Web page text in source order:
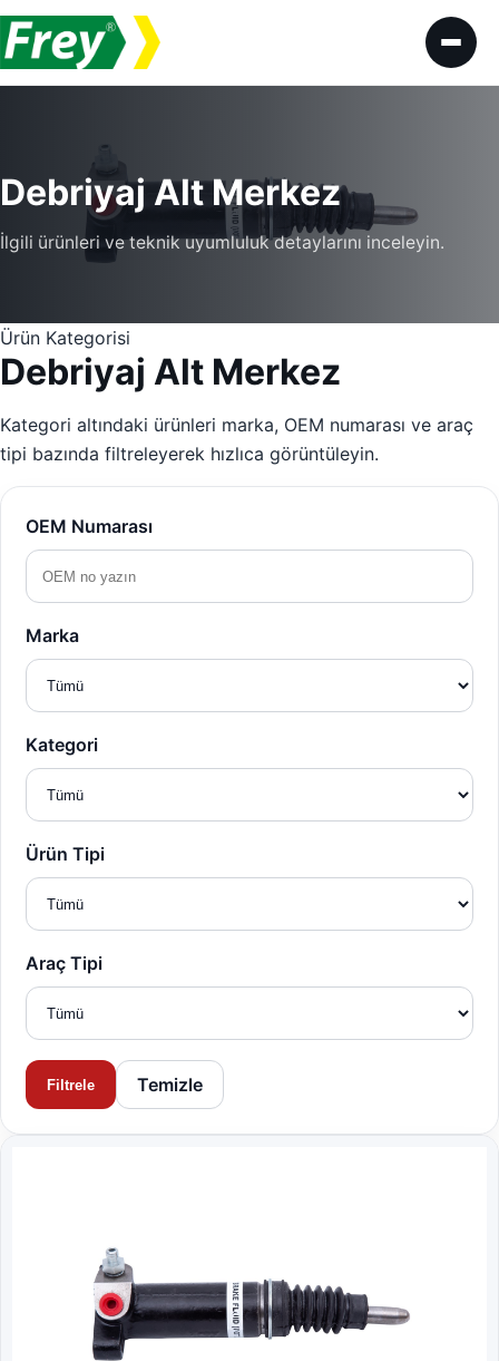
İçeriğe geç
Debriyaj Alt Merkez
İlgili ürünleri ve teknik uyumluluk detaylarını inceleyin.
Ürün Kategorisi
Debriyaj Alt Merkez
Kategori altındaki ürünleri marka, OEM numarası ve araç
tipi bazında filtreleyerek hızlıca görüntüleyin.
OEM Numarası
Marka
Kategori
Ürün Tipi
Araç Tipi
Filtrele Temizle